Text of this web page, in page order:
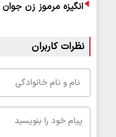
انگیزه مرموز زن
نظرات کاربران